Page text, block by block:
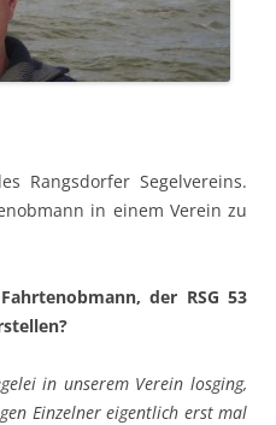
Rangsdorfer Segelvereins.
in einem Verein zu
der RSG 53
in unserem Verein losging,
Einzelner eigentlich erst mal